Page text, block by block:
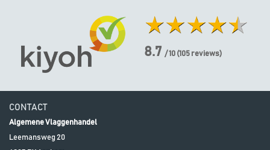
8.7 / 10 (105 reviews)
CONTACT
Algemene Vlaggenhandel
Leemansweg 20